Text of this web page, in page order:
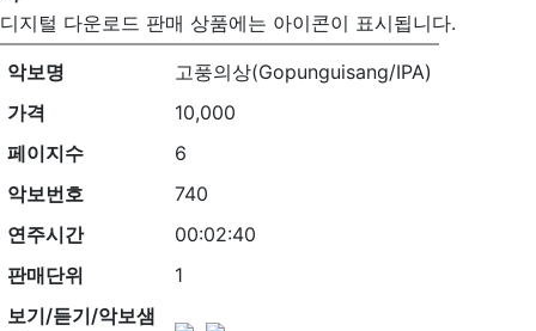
디지털 다운로드 판매 상품에는 아이콘이 표시됩니다.
악보명
고풍의상(Gopunguisang/IPA)
가격
10,000
페이지수
6
악보번호
740
연주시간
00:02:40
판매단위
1
보기/듣기/악보샘